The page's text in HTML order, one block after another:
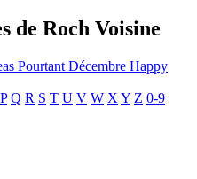
de Roch Voisine
Pourtant Décembre Happy
P Q R S T U V W X Y Z 0-9